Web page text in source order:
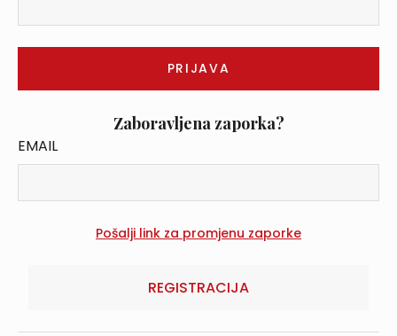
Zaboravljena zaporka?
EMAIL
REGISTRACIJA